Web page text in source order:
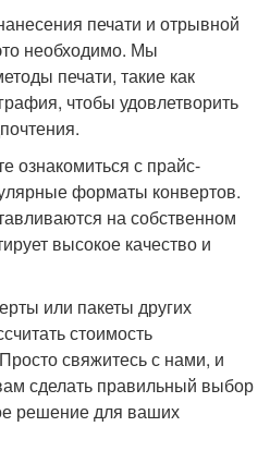
печати и отрывной
необходимо. Мы
печати, такие как
чтобы удовлетворить
ознакомиться с прайс-
форматы конвертов.
на собственном
высокое качество и
или пакеты других
стоимость
свяжитесь с нами, и
сделать правильный выбор
решение для ваших